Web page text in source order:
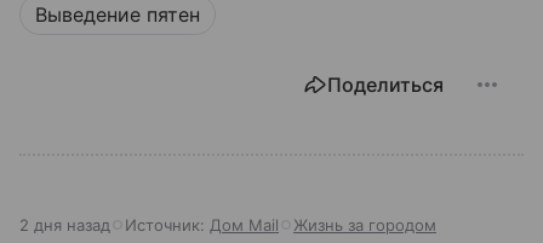
Выведение пятен
Поделиться
2 дня назад Источник: Дом Mail Жизнь за городом